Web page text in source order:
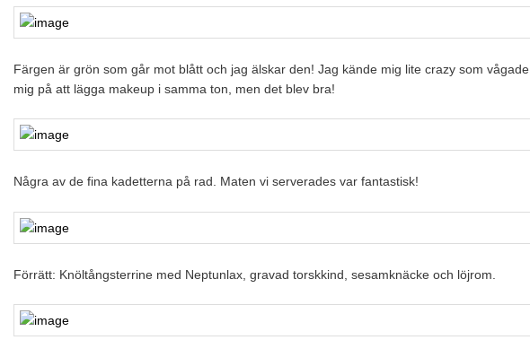
Färgen är grön som går mot blått och jag älskar den! Jag kände mig lite crazy som vågade
mig på att lägga makeup i samma ton, men det blev bra!
Några av de fina kadetterna på rad. Maten vi serverades var fantastisk!
Förrätt: Knöltångsterrine med Neptunlax, gravad torskkind, sesamknäcke och löjrom.